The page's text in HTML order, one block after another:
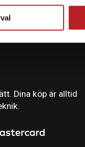
Dina köp är alltid